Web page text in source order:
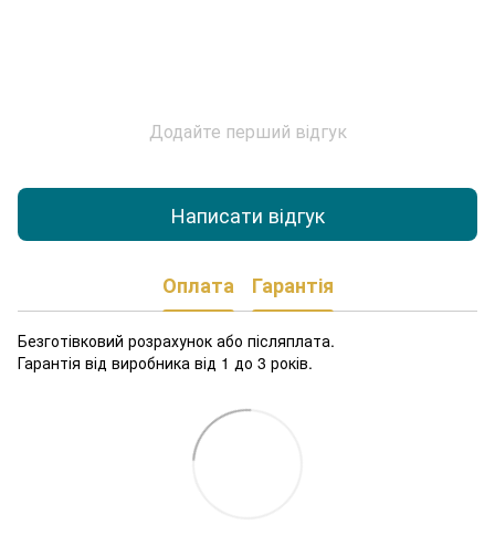
Додайте перший відгук
Написати відгук
Оплата Гарантія
Безготівковий розрахунок або післяплата.
Гарантія від виробника від 1 до 3 років.